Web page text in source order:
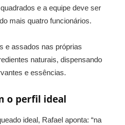
e a equipe deve ser
mais quatro funcionários.
e assados nas próprias
naturais, dispensando
e essências.
o perfil ideal
ideal, Rafael aponta: “na